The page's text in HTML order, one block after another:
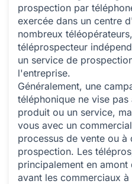
prospection par
exercée dans un centre
nombreux
téléprospecteur
un service de
l'entreprise.
Généralement, une
téléphonique ne vise
produit ou un service,
vous avec un
processus de vente ou
prospection. Les
principalement en
avant les commerciaux